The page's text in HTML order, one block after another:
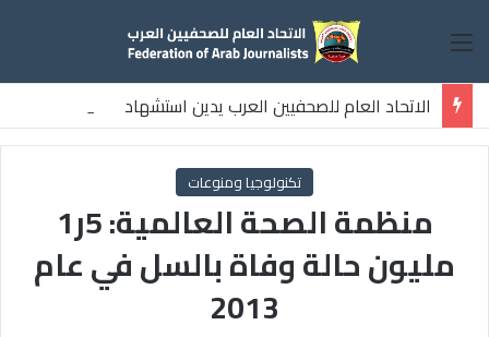
القائمة
الاتحاد العام للصحفيين العرب يدين استشهاد
ثلاثة صحفيين فلسطينيين باستهداف إسرائيلي وسط قطاع غزة
تكنولوجيا ومنوعات
منظمة الصحة العالمية: 5ر1
مليون حالة وفاة بالسل في عام
2013